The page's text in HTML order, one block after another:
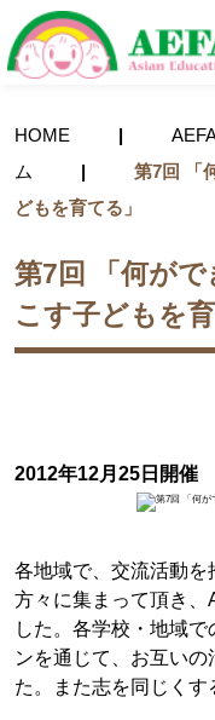
HOME
ム
第7回 「
どもを育てる」
第7回 「何が
こす子どもを育
2012年12月25日開催
各地域で、交流活動
方々に集まって頂き、
した。各学校・地域
ンを通じて、お互い
た。また志を同じくす